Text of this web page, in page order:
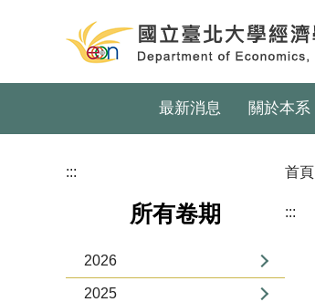
要
最新消息 關於本系
:::
所有卷期
2026
2025
首頁
:::